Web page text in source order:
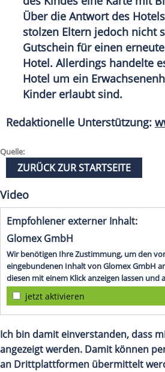
Über die Antwort des
stolzen Eltern jedoch nicht
Gutschein für einen
Hotel. Allerdings handelte
Hotel um ein
Kinder erlaubt sind.
Redaktionelle Unterstützung:
Quelle:
ZURÜCK ZUR STARTSEITE
Video
Empfohlener externer Inhalt:
Glomex GmbH
Wir benötigen Ihre Zustimmung, um den
eingebundenen Inhalt von Glomex GmbH
diesen mit einem Klick anzeigen lassen und
jetzt aktivieren
Ich bin damit einverstanden, dass
angezeigt werden. Damit können
an Drittplattformen übermittelt